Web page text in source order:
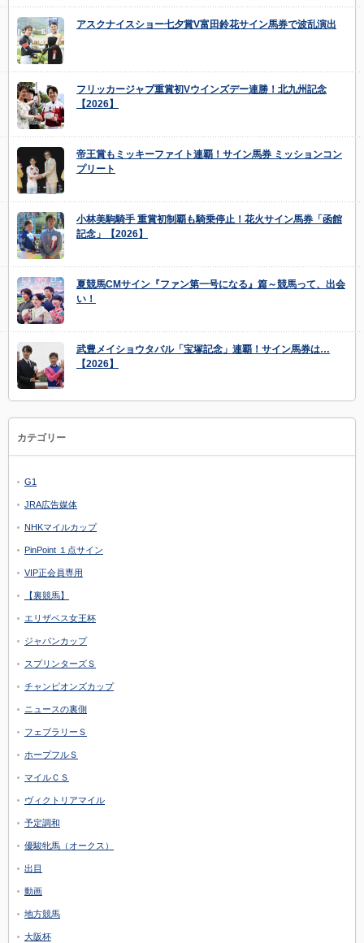
アスクナイスショー七夕賞V富田鈴花サイン馬券で波乱演出
フリッカージャブ重賞初Vウインズデー連勝！北九州記念
【2026】
帝王賞もミッキーファイト連覇！サイン馬券 ミッションコン
プリート
小林美駒騎手 重賞初制覇も騎乗停止！花火サイン馬券「函館
記念」【2026】
夏競馬CMサイン『ファン第一号になる』篇～競馬って、出会
い！
武豊メイショウタバル「宝塚記念」連覇！サイン馬券は…
【2026】
カテゴリー
G1
JRA広告媒体
NHKマイルカップ
PinPoint １点サイン
VIP正会員専用
【裏競馬】
エリザベス女王杯
ジャパンカップ
スプリンターズＳ
チャンピオンズカップ
ニュースの裏側
フェブラリーＳ
ホープフルＳ
マイルＣＳ
ヴィクトリアマイル
予定調和
優駿牝馬（オークス）
出目
動画
地方競馬
大阪杯